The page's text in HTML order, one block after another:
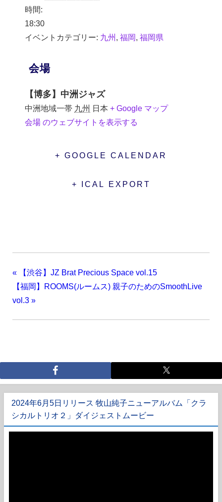
時間:
18:30
イベントカテゴリー: 九州 福岡 福岡県
会場
【博多】中洲ジャズ
中洲地域一帯 九州 日本 + Google マップ
会場 のウェブサイトを表示する
+ GOOGLE CALENDAR
+ ICAL EXPORT
« 【渋谷】JZ Brat Precious Space vol.15
【福岡】ROOMS(ルームス) 親子のためのSmoothLive
vol.3 »
2024年6月5日リリース 牧山純子ニューアルバム「クラ
シカルトリオ２」ダイジェストムービー